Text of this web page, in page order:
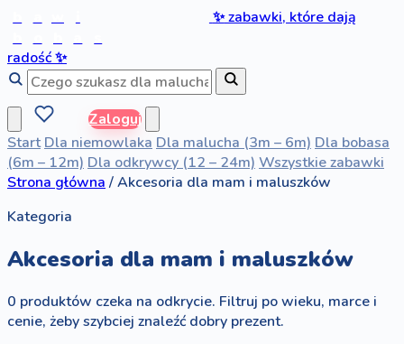
✨zabawki, które dają
radość✨
Zaloguj
Start Dla niemowlaka Dla malucha (3m – 6m) Dla bobasa
(6m – 12m) Dla odkrywcy (12 – 24m) Wszystkie zabawki
Strona główna /Akcesoria dla mam i maluszków
Kategoria
Akcesoria dla mam i maluszków
0 produktów czeka na odkrycie. Filtruj po wieku, marce i
cenie, żeby szybciej znaleźć dobry prezent.